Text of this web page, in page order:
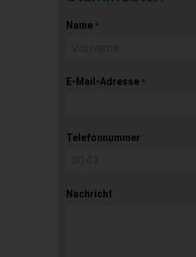
Name *
E-Mail-Adresse *
Telefonnummer
Nachricht